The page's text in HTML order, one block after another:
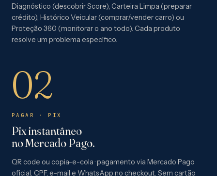
Diagnóstico (descobrir Score), Carteira Limpa (preparar
crédito), Histórico Veicular (comprar/vender carro) ou
Proteção 360 (monitorar o ano todo). Cada produto
resolve um problema específico.
02
PAGAR · PIX
Pix instantâneo
no Mercado Pago.
QR code ou copia-e-cola · pagamento via Mercado Pago
oficial. CPF, e-mail e WhatsApp no checkout. Sem cartão